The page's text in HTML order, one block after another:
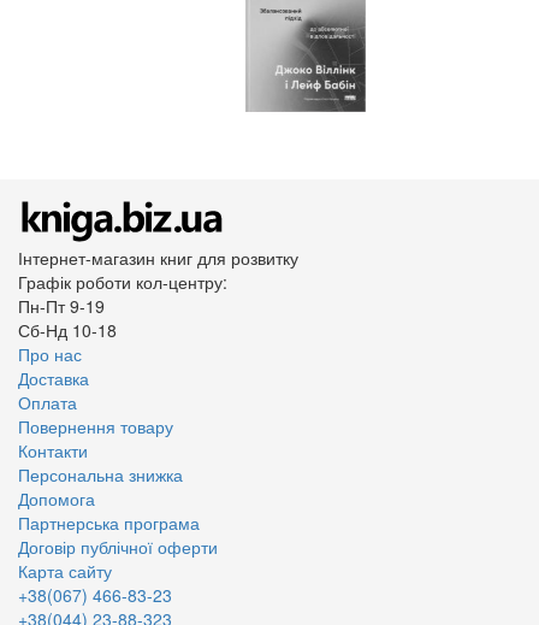
Інтернет-магазин книг для розвитку
Графік роботи кол-центру:
Пн-Пт 9-19
Сб-Нд 10-18
Про нас
Доставка
Оплата
Повернення товару
Контакти
Персональна знижка
Допомога
Партнерська програма
Договір публічної оферти
Карта сайту
+38(067) 466-83-23
+38(044) 23-88-323